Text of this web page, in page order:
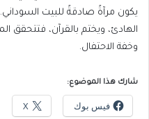
يكون مرآةً صادقةً للبيت السوداني.
الهادئ، ويختم بالقرآن، فتتحقق
وخفة الاحتفال.
شارك هذا الموضوع:
فيس بوك X